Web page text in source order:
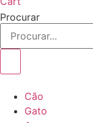
Procurar
Cão
Gato